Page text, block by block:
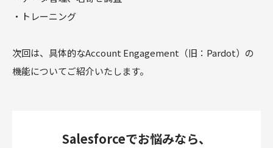
・トレーニング
次回は、具体的なAccount Engagement（旧：Pardot）の
機能についてご紹介いたします。
Salesforceでお悩みなら、